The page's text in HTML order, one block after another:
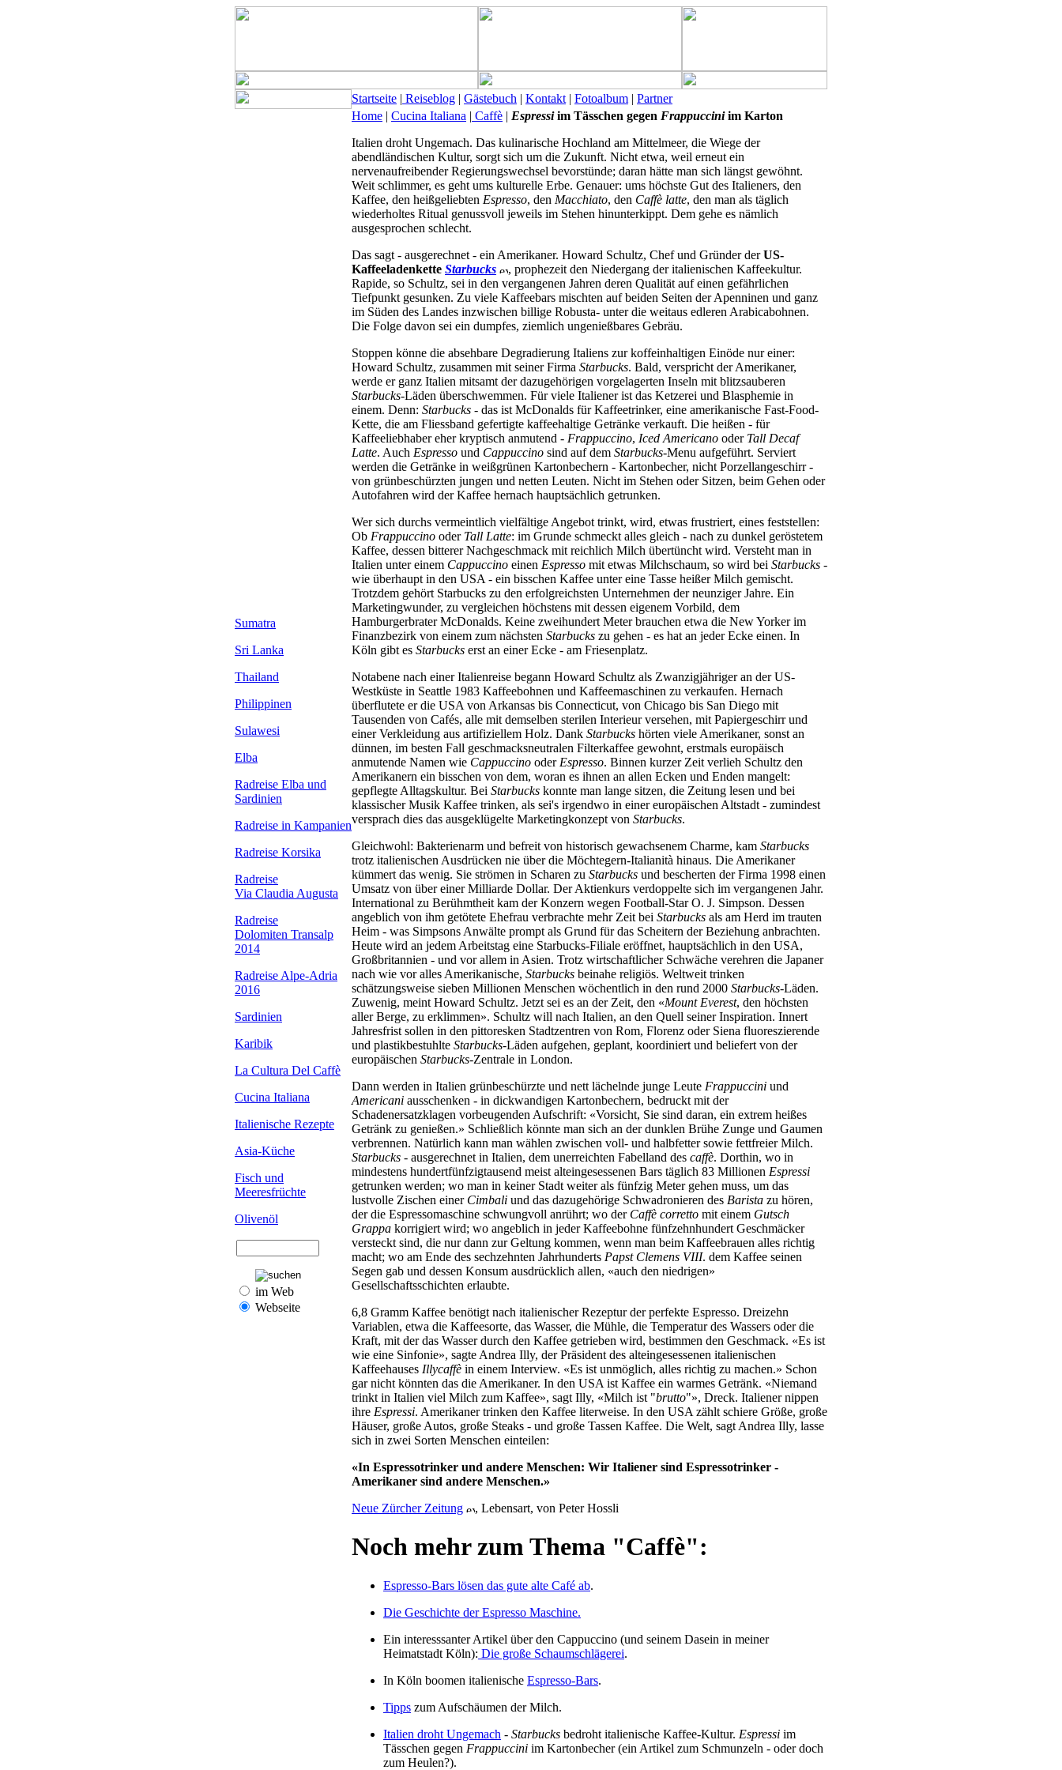
Startseite | Reiseblog | Gästebuch | Kontakt | Fotoalbum | Partner
Sumatra
Sri Lanka
Thailand
Philippinen
Sulawesi
Elba
Radreise Elba und
Sardinien
Radreise in Kampanien
Radreise Korsika
Radreise
Via Claudia Augusta
Radreise
Dolomiten Transalp
2014
Radreise Alpe-Adria
2016
Sardinien
Karibik
La Cultura Del Caffè
Cucina Italiana
Italienische Rezepte
Asia-Küche
Fisch und
Meeresfrüchte
Olivenöl
im Web
Webseite
Home | Cucina Italiana | Caffè | Espressiim Tässchen gegen Frappucciniim Karton
Italien droht Ungemach. Das kulinarische Hochland am Mittelmeer, die Wiege der
abendländischen Kultur, sorgt sich um die Zukunft. Nicht etwa, weil erneut ein
nervenaufreibender Regierungswechsel bevorstünde; daran hätte man sich längst gewöhnt.
Weit schlimmer, es geht ums kulturelle Erbe. Genauer: ums höchste Gut des Italieners, den
Kaffee, den heißgeliebten Espresso, den Macchiato, den Caffè latte, den man als täglich
wiederholtes Ritual genussvoll jeweils im Stehen hinunterkippt. Dem gehe es nämlich
ausgesprochen schlecht.
Das sagt - ausgerechnet - ein Amerikaner. Howard Schultz, Chef und Gründer derUS-
Kaffeeladenkette Starbucks
, prophezeit den Niedergang der italienischen Kaffeekultur.
Rapide, so Schultz, sei in den vergangenen Jahren deren Qualität auf einen gefährlichen
Tiefpunkt gesunken. Zu viele Kaffeebars mischten auf beiden Seiten der Apenninen und ganz
im Süden des Landes inzwischen billige Robusta- unter die weitaus edleren Arabicabohnen.
Die Folge davon sei ein dumpfes, ziemlich ungenießbares Gebräu.
Stoppen könne die absehbare Degradierung Italiens zur koffeinhaltigen Einöde nur einer:
Howard Schultz, zusammen mit seiner Firma Starbucks. Bald, verspricht der Amerikaner,
werde er ganz Italien mitsamt der dazugehörigen vorgelagerten Inseln mit blitzsauberen
Starbucks-Läden überschwemmen. Für viele Italiener ist das Ketzerei und Blasphemie in
einem. Denn: Starbucks - das ist McDonalds für Kaffeetrinker, eine amerikanische Fast-Food-
Kette, die am Fliessband gefertigte kaffeehaltige Getränke verkauft. Die heißen - für
Kaffeeliebhaber eher kryptisch anmutend - Frappuccino, Iced Americano oder Tall Decaf
Latte. Auch Espresso und Cappuccino sind auf dem Starbucks-Menu aufgeführt. Serviert
werden die Getränke in weißgrünen Kartonbechern - Kartonbecher, nicht Porzellangeschirr -
von grünbeschürzten jungen und netten Leuten. Nicht im Stehen oder Sitzen, beim Gehen oder
Autofahren wird der Kaffee hernach hauptsächlich getrunken.
Wer sich durchs vermeintlich vielfältige Angebot trinkt, wird, etwas frustriert, eines feststellen:
Ob Frappuccino oder Tall Latte: im Grunde schmeckt alles gleich - nach zu dunkel geröstetem
Kaffee, dessen bitterer Nachgeschmack mit reichlich Milch übertüncht wird. Versteht man in
Italien unter einem Cappuccino einen Espresso mit etwas Milchschaum, so wird bei Starbucks -
wie überhaupt in den USA - ein bisschen Kaffee unter eine Tasse heißer Milch gemischt.
Trotzdem gehört Starbucks zu den erfolgreichsten Unternehmen der neunziger Jahre. Ein
Marketingwunder, zu vergleichen höchstens mit dessen eigenem Vorbild, dem
Hamburgerbrater McDonalds. Keine zweihundert Meter brauchen etwa die New Yorker im
Finanzbezirk von einem zum nächsten Starbucks zu gehen - es hat an jeder Ecke einen. In
Köln gibt es Starbucks erst an einer Ecke - am Friesenplatz.
Notabene nach einer Italienreise begann Howard Schultz als Zwanzigjähriger an der US-
Westküste in Seattle 1983 Kaffeebohnen und Kaffeemaschinen zu verkaufen. Hernach
überflutete er die USA von Arkansas bis Connecticut, von Chicago bis San Diego mit
Tausenden von Cafés, alle mit demselben sterilen Interieur versehen, mit Papiergeschirr und
einer Verkleidung aus artifiziellem Holz. Dank Starbucks hörten viele Amerikaner, sonst an
dünnen, im besten Fall geschmacksneutralen Filterkaffee gewohnt, erstmals europäisch
anmutende Namen wie Cappuccino oder Espresso. Binnen kurzer Zeit verlieh Schultz den
Amerikanern ein bisschen von dem, woran es ihnen an allen Ecken und Enden mangelt:
gepflegte Alltagskultur. Bei Starbucks konnte man lange sitzen, die Zeitung lesen und bei
klassischer Musik Kaffee trinken, als sei's irgendwo in einer europäischen Altstadt - zumindest
versprach dies das ausgeklügelte Marketingkonzept von Starbucks.
Gleichwohl: Bakterienarm und befreit von historisch gewachsenem Charme, kam Starbucks
trotz italienischen Ausdrücken nie über die Möchtegern-Italianità hinaus. Die Amerikaner
kümmert das wenig. Sie strömen in Scharen zu Starbucks und bescherten der Firma 1998 einen
Umsatz von über einer Milliarde Dollar. Der Aktienkurs verdoppelte sich im vergangenen Jahr.
International zu Berühmtheit kam der Konzern wegen Football-Star O. J. Simpson. Dessen
angeblich von ihm getötete Ehefrau verbrachte mehr Zeit bei Starbucks als am Herd im trauten
Heim - was Simpsons Anwälte prompt als Grund für das Scheitern der Beziehung anbrachten.
Heute wird an jedem Arbeitstag eine Starbucks-Filiale eröffnet, hauptsächlich in den USA,
Großbritannien - und vor allem in Asien. Trotz wirtschaftlicher Schwäche verehren die Japaner
nach wie vor alles Amerikanische, Starbucks beinahe religiös. Weltweit trinken
schätzungsweise sieben Millionen Menschen wöchentlich in den rund 2000 Starbucks-Läden.
Zuwenig, meint Howard Schultz. Jetzt sei es an der Zeit, den «Mount Everest, den höchsten
aller Berge, zu erklimmen». Schultz will nach Italien, an den Quell seiner Inspiration. Innert
Jahresfrist sollen in den pittoresken Stadtzentren von Rom, Florenz oder Siena fluoreszierende
und plastikbestuhlte Starbucks-Läden aufgehen, geplant, koordiniert und beliefert von der
europäischen Starbucks-Zentrale in London.
Dann werden in Italien grünbeschürzte und nett lächelnde junge Leute Frappuccini und
Americani ausschenken - in dickwandigen Kartonbechern, bedruckt mit der
Schadenersatzklagen vorbeugenden Aufschrift: «Vorsicht, Sie sind daran, ein extrem heißes
Getränk zu genießen.» Schließlich könnte man sich an der dunklen Brühe Zunge und Gaumen
verbrennen. Natürlich kann man wählen zwischen voll- und halbfetter sowie fettfreier Milch.
Starbucks - ausgerechnet in Italien, dem unerreichten Fabelland des caffè. Dorthin, wo in
mindestens hundertfünfzigtausend meist alteingesessenen Bars täglich 83 Millionen Espressi
getrunken werden; wo man in keiner Stadt weiter als fünfzig Meter gehen muss, um das
lustvolle Zischen einer Cimbali und das dazugehörige Schwadronieren des Barista zu hören,
der die Espressomaschine schwungvoll anrührt; wo der Caffè corretto mit einem Gutsch
Grappa korrigiert wird; wo angeblich in jeder Kaffeebohne fünfzehnhundert Geschmäcker
versteckt sind, die nur dann zur Geltung kommen, wenn man beim Kaffeebrauen alles richtig
macht; wo am Ende des sechzehnten Jahrhunderts Papst Clemens VIII. dem Kaffee seinen
Segen gab und dessen Konsum ausdrücklich allen, «auch den niedrigen»
Gesellschaftsschichten erlaubte.
6,8 Gramm Kaffee benötigt nach italienischer Rezeptur der perfekte Espresso. Dreizehn
Variablen, etwa die Kaffeesorte, das Wasser, die Mühle, die Temperatur des Wassers oder die
Kraft, mit der das Wasser durch den Kaffee getrieben wird, bestimmen den Geschmack. «Es ist
wie eine Sinfonie», sagte Andrea Illy, der Präsident des alteingesessenen italienischen
Kaffeehauses Illycaffè in einem Interview. «Es ist unmöglich, alles richtig zu machen.» Schon
gar nicht könnten das die Amerikaner. In den USA ist Kaffee ein warmes Getränk. «Niemand
trinkt in Italien viel Milch zum Kaffee», sagt Illy, «Milch ist "brutto"», Dreck. Italiener nippen
ihre Espressi. Amerikaner trinken den Kaffee literweise. In den USA zählt schiere Größe, große
Häuser, große Autos, große Steaks - und große Tassen Kaffee. Die Welt, sagt Andrea Illy, lasse
sich in zwei Sorten Menschen einteilen:
«In Espressotrinker und andere Menschen: Wir Italiener sind Espressotrinker -
Amerikaner sind andere Menschen.»
Neue Zürcher Zeitung
, Lebensart, von Peter Hossli
Noch mehr zum Thema "Caffè":
Espresso-Bars lösen das gute alte Café ab.
Die Geschichte der Espresso Maschine.
Ein interesssanter Artikel über den Cappuccino (und seinem Dasein in meiner
Heimatstadt Köln): Die große Schaumschlägerei.
In Köln boomen italienische Espresso-Bars.
Tipps zum Aufschäumen der Milch.
Italien droht Ungemach - Starbucks bedroht italienische Kaffee-Kultur. Espressi im
Tässchen gegen Frappuccini im Kartonbecher (ein Artikel zum Schmunzeln - oder doch
zum Heulen?).